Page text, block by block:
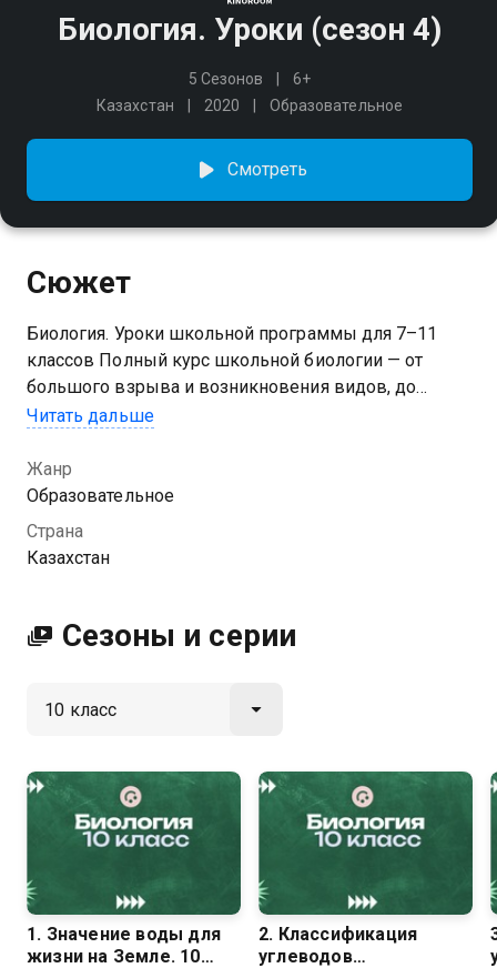
Биология. Уроки (сезон 4)
5 Сезонов
6+
Казахстан
2020 Образовательное
Смотреть
Сюжет
Биология. Уроки школьной программы для 7–11
классов Полный курс школьной биологии — от
большого взрыва и возникновения видов, до
деления клеток, теорий, экосистем и практических
сложные темы простым языком, помогут
разобраться в терминах и подготовят к успешной
сдаче контрольных и экзаменов.
качестве на Казахтелеком
Читать дальше
Жанр
Образовательное
Страна
Казахстан
Сезоны и серии
1. Значение воды для
жизни на Земле. 10
2. Классификация
углеводов